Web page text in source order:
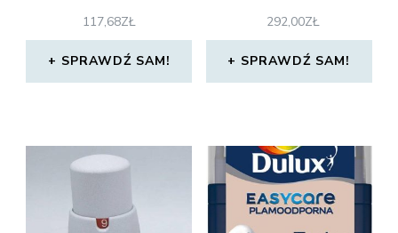
117,68ZŁ
SPRAWDŹ SAM!
292,00ZŁ
SPRAWDŹ SAM!